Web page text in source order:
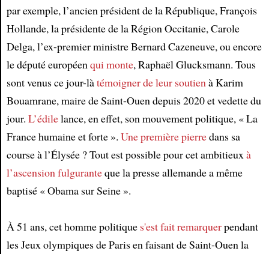
Article
par exemple, l’ancien président de la République, François
Hollande, la présidente de la Région Occitanie, Carole
Delga, l’ex-premier ministre Bernard Cazeneuve, ou encore
le député européenqui monte, Raphaël Glucksmann. Tous
sont venus ce jour-làtémoigner de leur soutienà Karim
Bouamrane, maire de Saint-Ouen depuis 2020 et vedette du
jour. L’édilelance, en effet, son mouvement politique, « La
France humaine et forte ». Une première pierredans sa
course à l’Élysée ? Tout est possible pour cet ambitieuxà
l’ascension fulguranteque la presse allemande a même
baptisé « Obama sur Seine ».
À 51 ans, cet homme politique s'est fait remarquerpendant
les Jeux olympiques de Paris en faisant de Saint-Ouen la